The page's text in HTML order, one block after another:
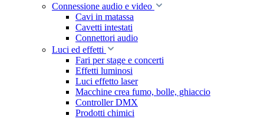
Connessione audio e video
Cavi in matassa
Cavetti intestati
Connettori audio
Luci ed effetti
Fari per stage e concerti
Effetti luminosi
Luci effetto laser
Macchine crea fumo, bolle, ghiaccio
Controller DMX
Prodotti chimici